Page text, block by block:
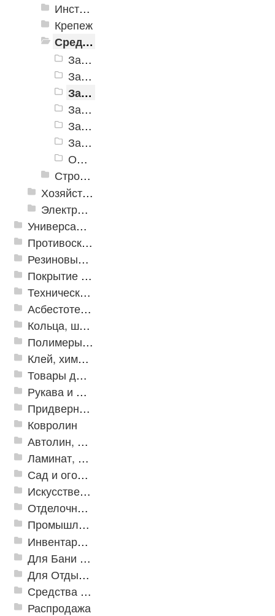
Инструменты для строительной химии
Крепеж
Средства индивидуальной защиты
Защита глаз и лица
Защита головы
Защита органов дыхания
Защита органов слуха
Защита от падения с высоты
Защита рук
Одежда защитная
Строительная химия
Хозяйственные принадлежности
Электрика и свет
Универсальные модульные покрытия
Противоскользящая защита для лестниц, профили, ленты
Резиновые и ПВХ дорожки
Покрытие из резиновой крошки
Техническая резина
Асбестотехнические и теплоизоляционные материалы
Кольца, шайбы, манжеты
Полимеры и пластики
Клей, химия, сопутствующие товары
Товары для дома
Рукава и шланги промышленные
Придверные решетки
Ковролин
Автолин, Транслин, Линолеум
Ламинат, Кварцвиниловая плитка SPC
Сад и огород
Искусственная трава
Отделочные профили
Промышленный текстиль
Инвентарь для клининга
Для Бани и Сауны
Для Отдыха и Пикника
Средства от насекомых и садовых вредителей
Распродажа